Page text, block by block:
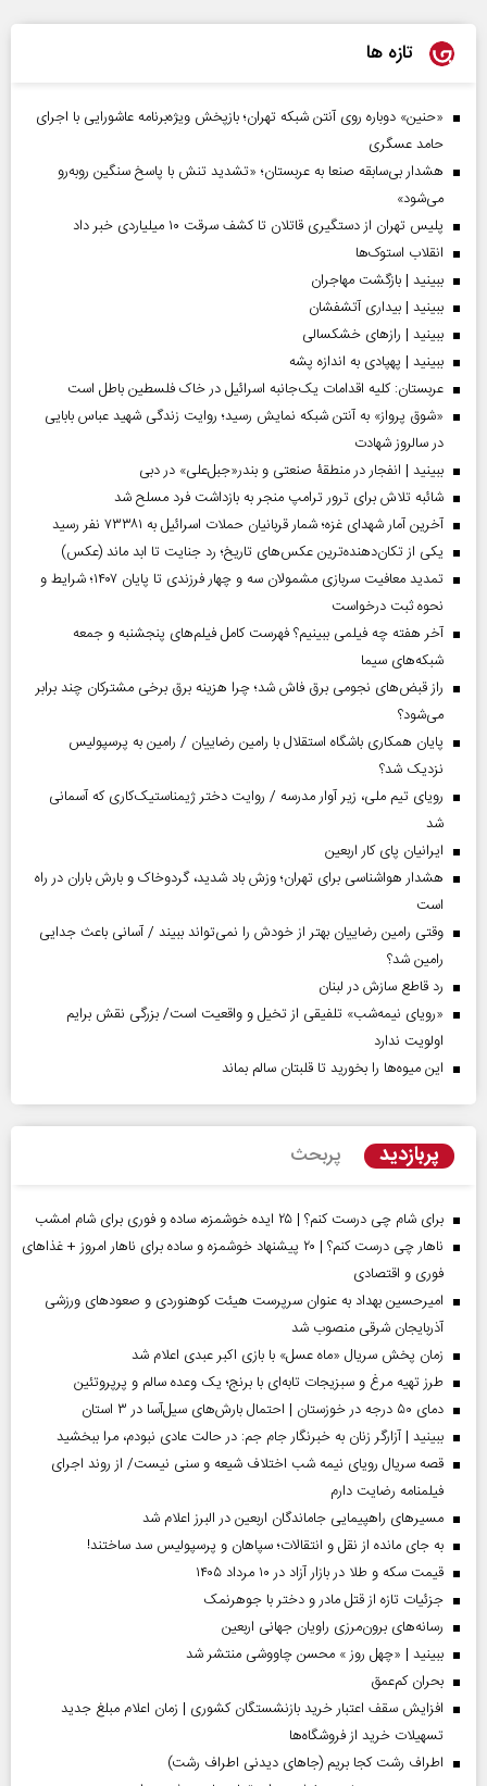
تازه ها
«حنین» دوباره روی آنتن شبکه تهران؛ بازپخش ویژه‌برنامه عاشورایی با اجرای
حامد عسگری
هشدار بی‌سابقه صنعا به عربستان؛ «تشدید تنش با پاسخ سنگین روبه‌رو
می‌شود»
پلیس تهران از دستگیری قاتلان تا کشف سرقت ۱۰ میلیاردی خبر داد
انقلاب استوک‌ها
ببینید | بازگشت مهاجران
ببینید | بیداری آتشفشان
ببینید | رازهای خشکسالی
ببینید | پهپادی به اندازه پشه
عربستان: کلیه اقدامات یک‌جانبه اسرائیل در خاک فلسطین باطل است
«شوق پرواز» به آنتن شبکه نمایش رسید؛ روایت زندگی شهید عباس بابایی
در سالروز شهادت
ببینید | انفجار در منطقۀ صنعتی و بندر«جبل‌علی» در دبی
شائبه تلاش برای ترور ترامپ منجر به بازداشت فرد مسلح شد
آخرین آمار شهدای غزه؛ شمار قربانیان حملات اسرائیل به ۷۳۳۸۱ نفر رسید
یکی از تکان‌دهنده‌ترین عکس‌های تاریخ؛ رد جنایت تا ابد ماند (عکس)
تمدید معافیت سربازی مشمولان سه و چهار فرزندی تا پایان ۱۴۰۷؛ شرایط و
نحوه ثبت درخواست
آخر هفته چه فیلمی ببینیم؟ فهرست کامل فیلم‌های پنجشنبه و جمعه
شبکه‌های سیما
راز قبض‌های نجومی برق فاش شد؛ چرا هزینه برق برخی مشترکان چند برابر
می‌شود؟
پایان همکاری باشگاه استقلال با رامین رضاییان / رامین به پرسپولیس
نزدیک شد؟
رویای تیم ملی، زیر آوار مدرسه / روایت دختر ژیمناستیک‌کاری که آسمانی
شد
ایرانیان پای کار اربعین
هشدار هواشناسی برای تهران؛ وزش باد شدید، گردوخاک و بارش باران در راه
است
وقتی رامین رضاییان بهتر از خودش را نمی‌تواند ببیند / آسانی باعث جدایی
رامین شد؟
رد قاطع سازش در لبنان
«رویای نیمه‌شب» تلفیقی از تخیل و واقعیت است/ بزرگی نقش برایم
اولویت ندارد
این میوه‌ها را بخورید تا قلبتان سالم بماند
پربازدید پربحث
برای شام چی درست کنم؟ | ۲۵ ایده خوشمزه، ساده و فوری برای شام امشب
ناهار چی درست کنم؟ | ۲۰ پیشنهاد خوشمزه و ساده برای ناهار امروز + غذاهای
فوری و اقتصادی
امیرحسین بهداد به عنوان سرپرست هیئت کوهنوردی و صعودهای ورزشی
آذربایجان شرقی منصوب شد
زمان پخش سریال «ماه عسل» با بازی اکبر عبدی اعلام شد
طرز تهیه مرغ و سبزیجات تابه‌ای با برنج؛ یک وعده سالم و پرپروتئین
دمای ۵۰ درجه در خوزستان | احتمال بارش‌های سیل‌آسا در ۳ استان
ببینید | آزارگر زنان به خبرنگار جام جم: در حالت عادی نبودم، مرا ببخشید
قصه سریال رویای نیمه شب اختلاف شیعه و سنی نیست/ از روند اجرای
فیلمنامه رضایت دارم
مسیر‌های راهپیمایی جاماندگان اربعین در البرز اعلام شد
به جای مانده از نقل و انتقالات؛ سپاهان و پرسپولیس سد ساختند!
قیمت سکه و طلا در بازار آزاد در ۱۰ مرداد ۱۴۰۵
جزئیات تازه از قتل مادر و دختر با جوهرنمک
رسانه‌های برون‌مرزی راویان جهانی اربعین
ببینید | «چهل روز » محسن چاووشی منتشر شد
بحران کم‌عمق
افزایش سقف اعتبار خرید بازنشستگان کشوری | زمان اعلام مبلغ جدید
تسهیلات خرید از فروشگاه‌ها
اطراف رشت کجا بریم (جاهای دیدنی اطراف رشت)